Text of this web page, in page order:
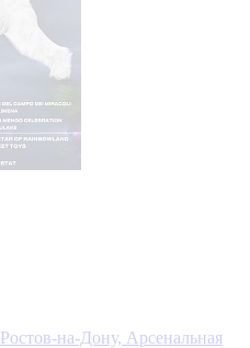
Ростов-на-Дону, Арсенальная